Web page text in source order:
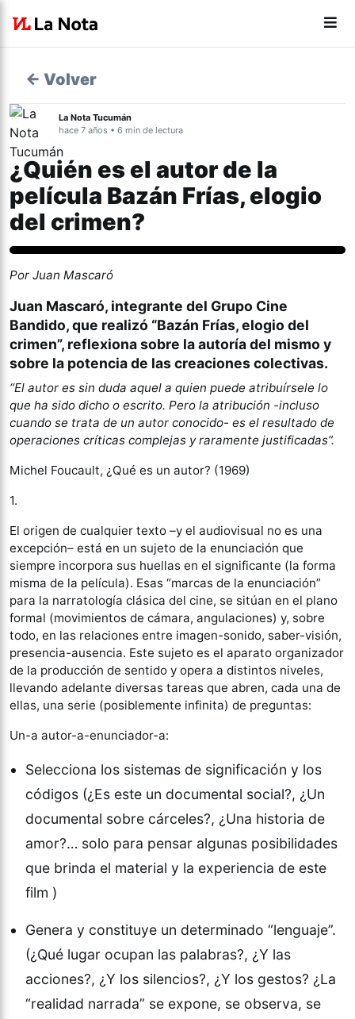
← Volver
La Nota Tucumán
hace 7 años • 6 min de lectura
¿Quién es el autor de la
película Bazán Frías, elogio
del crimen?
Por Juan Mascaró
Juan Mascaró, integrante del Grupo Cine
Bandido, que realizó “Bazán Frías, elogio del
crimen”, reflexiona sobre la autoría del mismo y
sobre la potencia de las creaciones colectivas.
“El autor es sin duda aquel a quien puede atribuírsele lo
que ha sido dicho o escrito. Pero la atribución -incluso
cuando se trata de un autor conocido- es el resultado de
operaciones críticas complejas y raramente justificadas”.
Michel Foucault, ¿Qué es un autor? (1969)
1.
El origen de cualquier texto –y el audiovisual no es una
excepción– está en un sujeto de la enunciación que
siempre incorpora sus huellas en el significante (la forma
misma de la película). Esas “marcas de la enunciación”
para la narratología clásica del cine, se sitúan en el plano
formal (movimientos de cámara, angulaciones) y, sobre
todo, en las relaciones entre imagen-sonido, saber-visión,
presencia-ausencia. Este sujeto es el aparato organizador
de la producción de sentido y opera a distintos niveles,
llevando adelante diversas tareas que abren, cada una de
ellas, una serie (posiblemente infinita) de preguntas:
Un-a autor-a-enunciador-a:
Selecciona los sistemas de significación y los
códigos (¿Es este un documental social?, ¿Un
documental sobre cárceles?, ¿Una historia de
amor?… solo para pensar algunas posibilidades
que brinda el material y la experiencia de este
film )
Genera y constituye un determinado “lenguaje”.
(¿Qué lugar ocupan las palabras?, ¿Y las
acciones?, ¿Y los silencios?, ¿Y los gestos? ¿La
“realidad narrada” se expone, se observa, se